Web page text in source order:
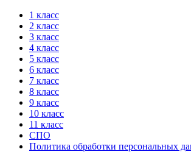
Перейти
содержимому
1 класс
2 класс
3 класс
4 класс
5 класс
6 класс
7 класс
8 класс
9 класс
10 класс
11 класс
СПО
Политика обработки персональных